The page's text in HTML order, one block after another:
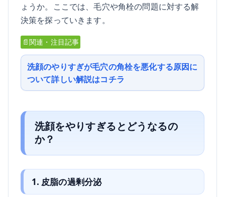
ょうか。ここでは、毛穴や角栓の問題に対する解
決策を探っていきます。
📄関連・注目記事
洗顔のやりすぎが毛穴の角栓を悪化する原因に
ついて詳しい解説はコチラ
洗顔をやりすぎるとどうなるの
か？
1. 皮脂の過剰分泌